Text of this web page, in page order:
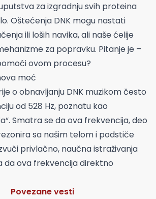
za izgradnju svih proteina
Oštećenja DNK mogu nastati
ili loših navika, ali naše ćelije
za popravku. Pitanje je –
ovom procesu?
moć
o obnavljanju DNK muzikom često
od 528 Hz, poznatu kao
Smatra se da ova frekvencija, deo
sa našim telom i podstiče
privlačno, naučna istraživanja
da ova frekvencija direktno
Povezane vesti